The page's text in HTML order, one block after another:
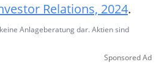
Relations, 2024.
Anlageberatung dar. Aktien sind
Sponsored Ad